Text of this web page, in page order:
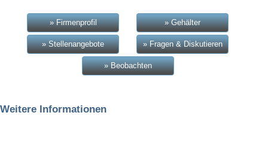
» Firmenprofil » Gehälter
» Stellenangebote » Fragen & Diskutieren
» Beobachten
Weitere Informationen